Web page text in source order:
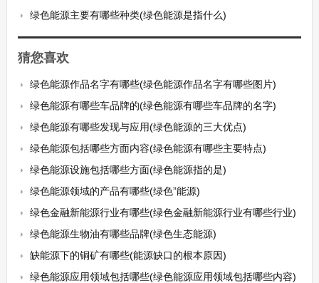
绿色能源主要有哪些种类(绿色能源是指什么)
猜您喜欢
绿色能源作品名字有哪些(绿色能源作品名字有哪些图片)
绿色能源有哪些车品牌的(绿色能源有哪些车品牌的名字)
绿色能源有哪些发现与应用(绿色能源的三大优点)
绿色能源包括哪些方面内容(绿色能源有哪些主要特点)
绿色能源设施包括哪些方面(绿色能源指的是)
绿色能源领域的产品有哪些(绿色”能源)
绿色金融新能源行业有哪些(绿色金融新能源行业有哪些行业)
绿色能源生物油有哪些品牌(绿色生态能源)
缺能源下的铜矿有哪些(能源缺口的根本原因)
绿色能源应用领域包括哪些(绿色能源应用领域包括哪些内容)